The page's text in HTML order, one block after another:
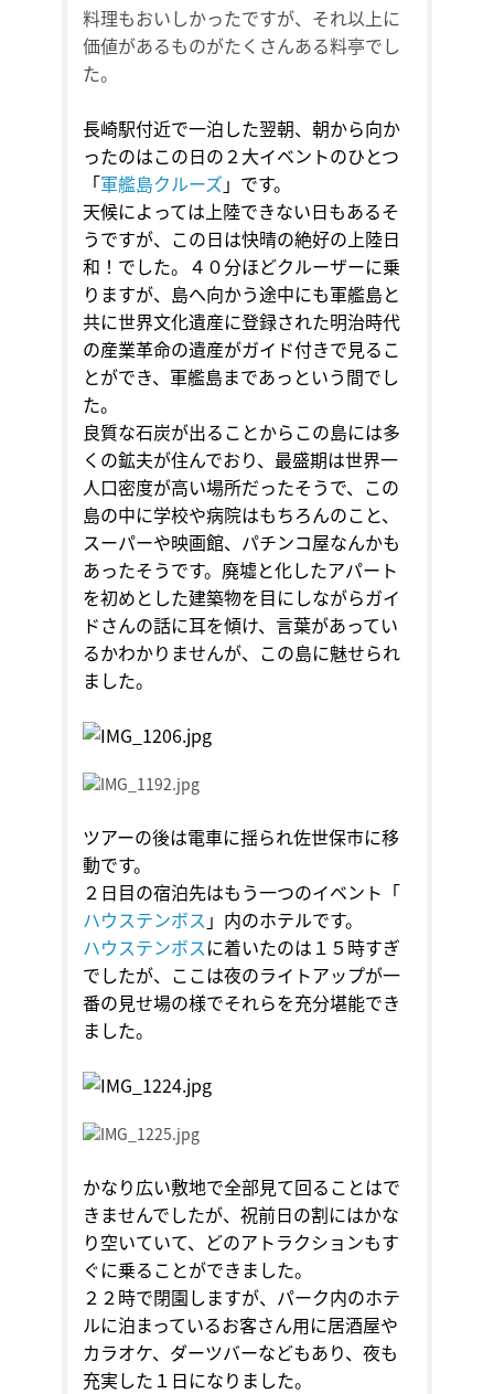
料理もおいしかったですが、それ以上に
価値があるものがたくさんある料亭でし
た。
長崎駅付近で一泊した翌朝、朝から向か
ったのはこの日の２大イベントのひとつ
「軍艦島クルーズ 」です。
天候によっては上陸できない日もあるそ
うですが、この日は快晴の絶好の上陸日
和！でした。４０分ほどクルーザーに乗
りますが、島へ向かう途中にも軍艦島と
共に世界文化遺産に登録された明治時代
の産業革命の遺産がガイド付きで見るこ
とができ、軍艦島まであっという間でし
た。
良質な石炭が出ることからこの島には多
くの鉱夫が住んでおり、最盛期は世界一
人口密度が高い場所だったそうで、この
島の中に学校や病院はもちろんのこと、
スーパーや映画館、パチンコ屋なんかも
あったそうです。廃墟と化したアパート
を初めとした建築物を目にしながらガイ
ドさんの話に耳を傾け、言葉があってい
るかわかりませんが、この島に魅せられ
ました。
ツアーの後は電車に揺られ佐世保市に移
動です。
２日目の宿泊先はもう一つのイベント「
ハウステンボス 」内のホテルです。
ハウステンボスに着いたのは１５時すぎ
でしたが、ここは夜のライトアップが一
番の見せ場の様でそれらを充分堪能でき
ました。
かなり広い敷地で全部見て回ることはで
きませんでしたが、祝前日の割にはかな
り空いていて、どのアトラクションもす
ぐに乗ることができました。
２２時で閉園しますが、パーク内のホテ
ルに泊まっているお客さん用に居酒屋や
カラオケ、ダーツバーなどもあり、夜も
充実した１日になりました。